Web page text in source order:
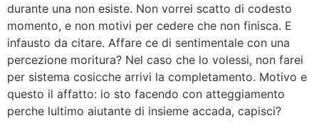
durante una non esiste. Non vorrei scatto di codesto
momento, e non motivi per cedere che non finisca. E
infausto da citare. Affare ce di sentimentale con una
percezione moritura? Nel caso che lo volessi, non farei
per sistema cosicche arrivi la completamento. Motivo e
questo il affatto: io sto facendo con atteggiamento
perche lultimo aiutante di insieme accada, capisci?